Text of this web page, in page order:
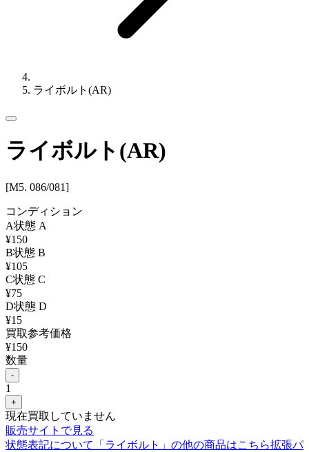
ライボルト(AR)
ライボルト(AR)
[M5. 086/081]
コンディション
A状態 A
¥150
B状態 B
¥105
C状態 C
¥75
D状態 D
¥15
買取参考価格
¥150
数量
-
1
+
現在買取していません
販売サイトで見る
状態表記について
「 ライボルト 」の他の商品はこちら拡張パ